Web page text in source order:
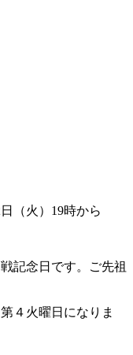
（火）19時から
記念日です。ご先祖
４火曜日になりま